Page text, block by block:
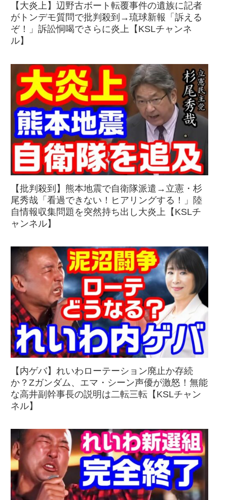
【大炎上】辺野古ボート転覆事件の遺族に記者
がトンデモ質問で批判殺到→琉球新報「訴える
ぞ！」訴訟恫喝でさらに炎上【KSLチャンネ
ル】
【批判殺到】熊本地震で自衛隊派遣→立憲・杉
尾秀哉「看過できない！ヒアリングする！」陸
自情報収集問題を突然持ち出し大炎上【KSLチ
ャンネル】
【内ゲバ】れいわローテーション廃止か存続
か？Zガンダム、エマ・シーン声優が激怒！無能
な高井副幹事長の説明は二転三転【KSLチャン
ネル】